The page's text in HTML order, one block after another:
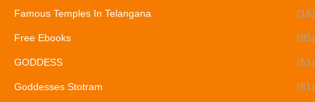
Famous Temples In Telangana (16)
Free Ebooks (95)
GODDESS (51)
Goddesses Stotram (81)